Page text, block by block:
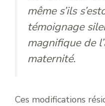
même s’ils
témoignage
magnifique de
maternité.
Ces modifications